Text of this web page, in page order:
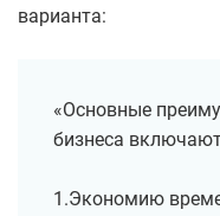
варианта:
«Основные
бизнеса
1.Экономию